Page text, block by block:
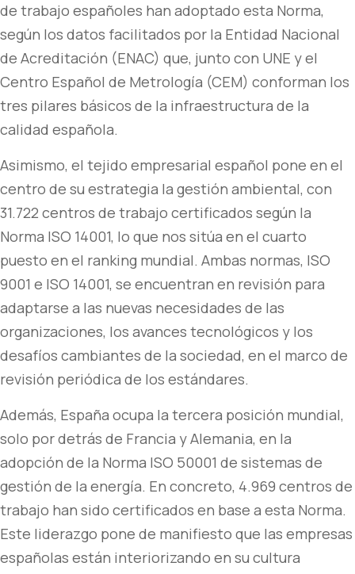
de trabajo españoles han adoptado esta Norma,
según los datos facilitados por la Entidad Nacional
de Acreditación (ENAC) que, junto con UNE y el
Centro Español de Metrología (CEM) conforman los
tres pilares básicos de la infraestructura de la
calidad española.
Asimismo, el tejido empresarial español pone en el
centro de su estrategia la gestión ambiental, con
31.722 centros de trabajo certificados según la
Norma ISO 14001, lo que nos sitúa en el cuarto
puesto en el ranking mundial. Ambas normas, ISO
9001 e ISO 14001, se encuentran en revisión para
adaptarse a las nuevas necesidades de las
organizaciones, los avances tecnológicos y los
desafíos cambiantes de la sociedad, en el marco de
revisión periódica de los estándares.
Además, España ocupa la tercera posición mundial,
solo por detrás de Francia y Alemania, en la
adopción de la Norma ISO 50001 de sistemas de
gestión de la energía. En concreto, 4.969 centros de
trabajo han sido certificados en base a esta Norma.
Este liderazgo pone de manifiesto que las empresas
españolas están interiorizando en su cultura